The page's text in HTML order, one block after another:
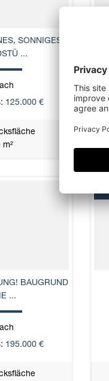
SONNIGES
...
125.000 €
m²
BAUGRUND
...
195.000 €